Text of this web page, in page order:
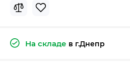
На складе в г.Днепр